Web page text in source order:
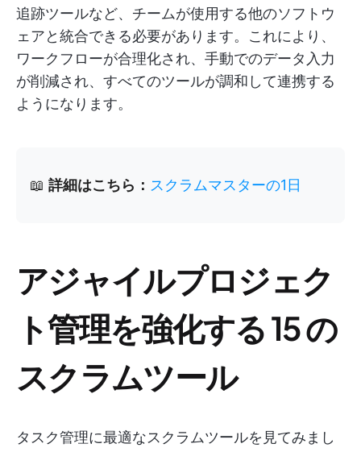
追跡ツールなど、チームが使用する他のソフトウ
ェアと統合できる必要があります。これにより、
ワークフローが合理化され、手動でのデータ入力
が削減され、すべてのツールが調和して連携する
ようになります。
📖 詳細はこちら： スクラムマスターの1日
アジャイルプロジェク
ト管理を強化する 15 の
スクラムツール
タスク管理に最適なスクラムツールを見てみまし